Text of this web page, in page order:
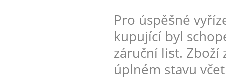
Pro úspěšné
kupující byl
záruční list. Zboží
úplném stavu